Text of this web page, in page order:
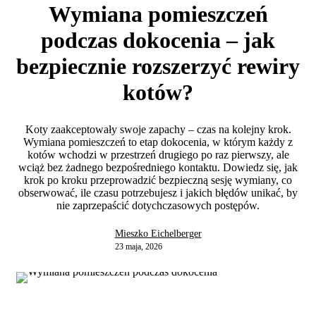
Wymiana pomieszczeń
podczas dokocenia – jak
bezpiecznie rozszerzyć rewiry
kotów?
Koty zaakceptowały swoje zapachy – czas na kolejny krok.
Wymiana pomieszczeń to etap dokocenia, w którym każdy z
kotów wchodzi w przestrzeń drugiego po raz pierwszy, ale
wciąż bez żadnego bezpośredniego kontaktu. Dowiedz się, jak
krok po kroku przeprowadzić bezpieczną sesję wymiany, co
obserwować, ile czasu potrzebujesz i jakich błędów unikać, by
nie zaprzepaścić dotychczasowych postępów.
Mieszko Eichelberger
23 maja, 2026